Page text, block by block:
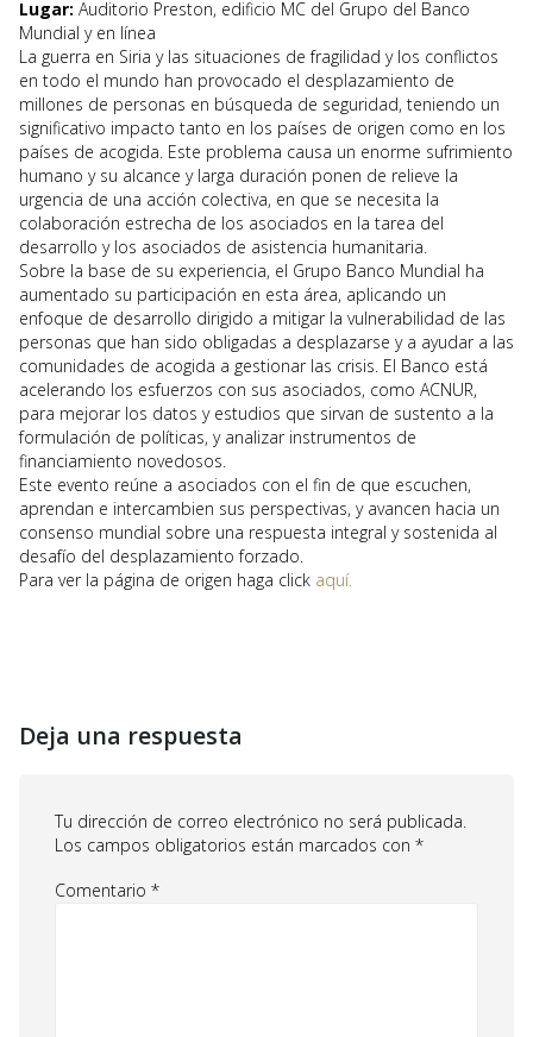
Lugar: Auditorio Preston, edificio MC del Grupo del Banco
Mundial y en línea
La guerra en Siria y las situaciones de fragilidad y los conflictos
en todo el mundo han provocado el desplazamiento de
millones de personas en búsqueda de seguridad, teniendo un
significativo impacto tanto en los países de origen como en los
países de acogida. Este problema causa un enorme sufrimiento
humano y su alcance y larga duración ponen de relieve la
urgencia de una acción colectiva, en que se necesita la
colaboración estrecha de los asociados en la tarea del
desarrollo y los asociados de asistencia humanitaria.
Sobre la base de su experiencia, el Grupo Banco Mundial ha
aumentado su participación en esta área, aplicando un
enfoque de desarrollo dirigido a mitigar la vulnerabilidad de las
personas que han sido obligadas a desplazarse y a ayudar a las
comunidades de acogida a gestionar las crisis. El Banco está
acelerando los esfuerzos con sus asociados, como ACNUR,
para mejorar los datos y estudios que sirvan de sustento a la
formulación de políticas, y analizar instrumentos de
financiamiento novedosos.
Este evento reúne a asociados con el fin de que escuchen,
aprendan e intercambien sus perspectivas, y avancen hacia un
consenso mundial sobre una respuesta integral y sostenida al
desafío del desplazamiento forzado.
Para ver la página de origen haga click aquí.
Deja una respuesta
Tu dirección de correo electrónico no será publicada.
Los campos obligatorios están marcados con *
Comentario *